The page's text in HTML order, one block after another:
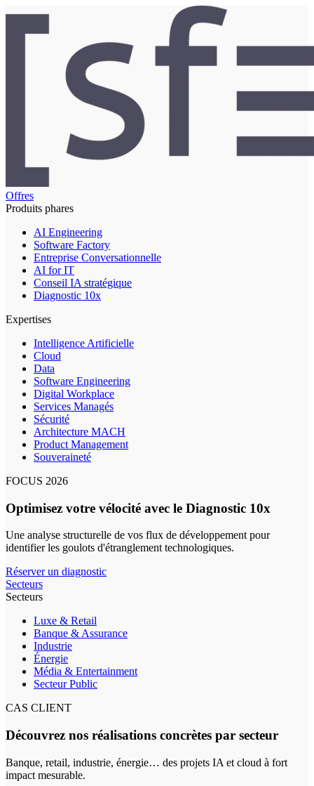
Offres
Produits phares
AI Engineering
Software Factory
Entreprise Conversationnelle
AI for IT
Conseil IA stratégique
Diagnostic 10x
Expertises
Intelligence Artificielle
Cloud
Data
Software Engineering
Digital Workplace
Services Managés
Sécurité
Architecture MACH
Product Management
Souveraineté
FOCUS 2026
Optimisez votre vélocité avec le Diagnostic 10x
Une analyse structurelle de vos flux de développement pour
identifier les goulots d'étranglement technologiques.
Réserver un diagnostic
Secteurs
Secteurs
Luxe & Retail
Banque & Assurance
Industrie
Énergie
Média & Entertainment
Secteur Public
CAS CLIENT
Découvrez nos réalisations concrètes par secteur
Banque, retail, industrie, énergie… des projets IA et cloud à fort
impact mesurable.